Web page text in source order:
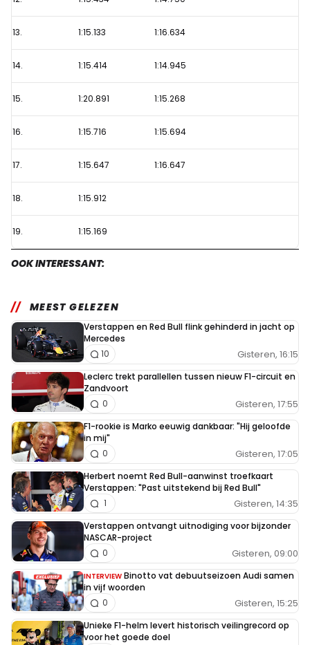
13. 1:15.133 1:16.634
14. 1:15.414 1:14.945
15. 1:20.891 1:15.268
16. 1:15.716 1:15.694
17. 1:15.647 1:16.647
18. 1:15.912
19. 1:15.169
OOK INTERESSANT:
MEEST GELEZEN
Verstappen en Red Bull flink gehinderd in jacht op
Mercedes
Gisteren, 16:15
10
Leclerc trekt parallellen tussen nieuw F1-circuit en
Zandvoort
Gisteren, 17:55
0
F1-rookie is Marko eeuwig dankbaar: "Hij geloofde
in mij"
Gisteren, 17:05
0
Herbert noemt Red Bull-aanwinst troefkaart
Verstappen: "Past uitstekend bij Red Bull"
Gisteren, 14:35
1
Verstappen ontvangt uitnodiging voor bijzonder
NASCAR-project
Gisteren, 09:00
0
INTERVIEW Binotto vat debuutseizoen Audi samen
in vijf woorden
Gisteren, 15:25
0
Unieke F1-helm levert historisch veilingrecord op
voor het goede doel